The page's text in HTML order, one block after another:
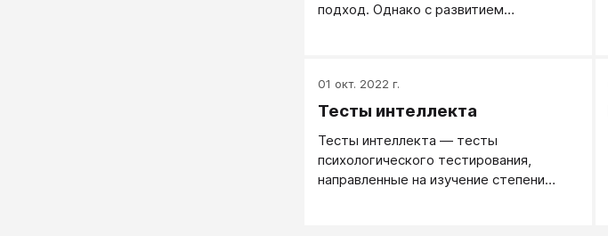
подход. Однако с развитием
исследователи определяют его
несколько по-разному, но основная
интеллект на языке когнитивных
процессов, протекающих при
выполнении нами интеллектуальной
01 окт. 2022 г.
Тесты интеллекта
Тесты интеллекта — тесты
психологического тестирования,
направленные на изучение степени